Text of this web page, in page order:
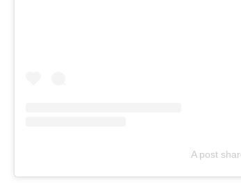
A post